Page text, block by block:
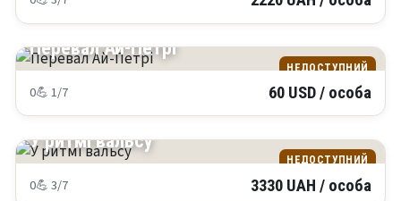
НЕДОСТУПНИЙ
КРИМ
Перевал Ай-Петрі
0💪 1/7 60 USD / особа
НЕДОСТУПНИЙ
КРИМ
У ритмі вальсу
0💪 3/7 3330 UAH / особа